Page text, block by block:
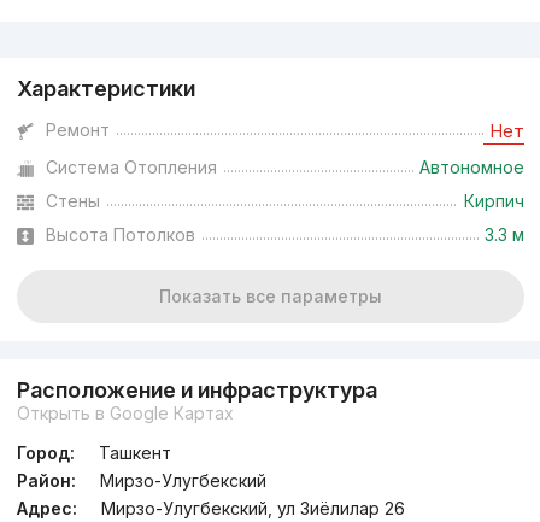
Характеристики
Ремонт Нет
Система Отопления
Автономное
Стены
Кирпич
Высота Потолков
3.3 м
Показать все параметры
Расположение и инфраструктура
Открыть в Google Картах
Город:
Ташкент
Район:
Мирзо-Улугбекский
Адрес:
Мирзо-Улугбекский, ул Зиёлилар 26